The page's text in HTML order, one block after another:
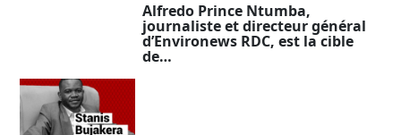
Alfredo Prince Ntumba,
journaliste et directeur général
d’Environews RDC, est la cible
de…